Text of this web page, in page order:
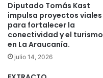
c
o
n
t
r
b
Diputado Tomás Kast
impulsa proyectos viales
para fortalecer la
conectividad y el turismo
en La Araucanía.
julio 14, 2026